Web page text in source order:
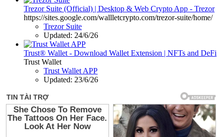
Trezor Suite (Official) | Desktop & Web Crypto App - Trezor
https://sites.google.com/wallletcrypto.com/trezor-suite/home/
Trezor Suite
Updated: 24/6/26
Trust® Wallet - Download Wallet Extension | NFTs and DeFi
Trust Wallet
Trust Wallet APP
Updated: 23/6/26